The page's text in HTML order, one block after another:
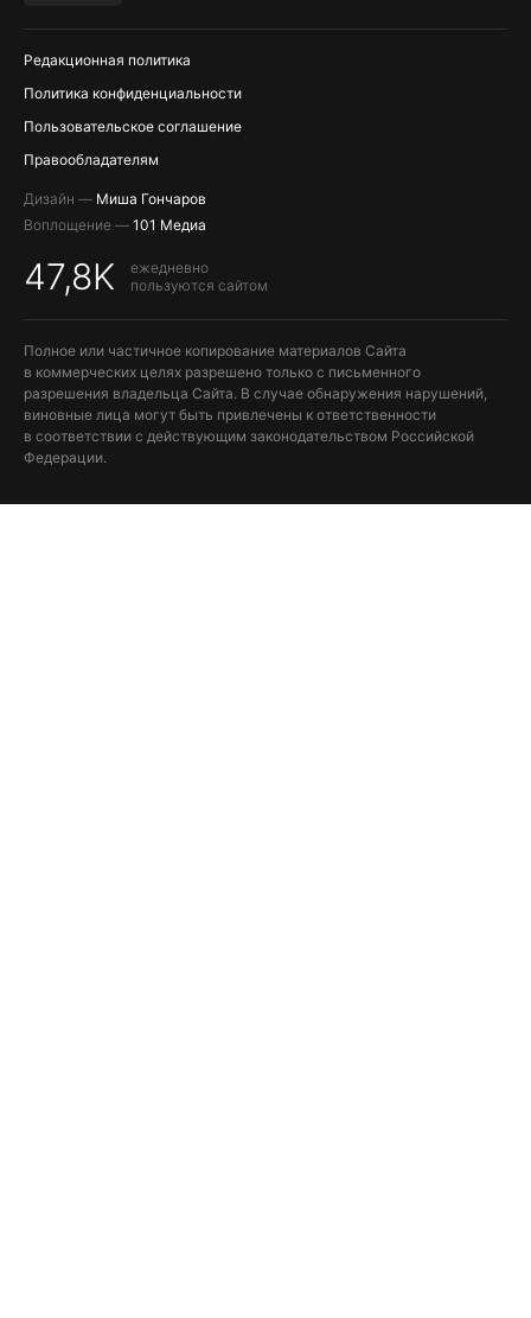
Редакционная политика
Политика конфиденциальности
Пользовательское соглашение
Правообладателям
Дизайн — Миша Гончаров
Воплощение — 101 Медиа
47,8K
ежедневно
пользуются сайтом
Полное или частичное копирование материалов Сайта
в коммерческих целях разрешено только с письменного
разрешения владельца Сайта. В случае обнаружения нарушений,
виновные лица могут быть привлечены к ответственности
в соответствии с действующим законодательством Российской
Федерации.